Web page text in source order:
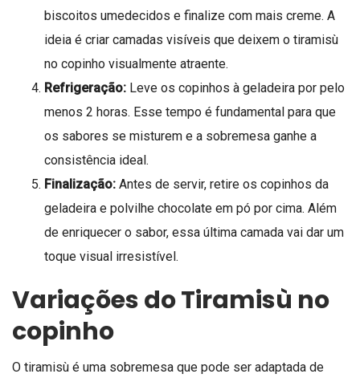
biscoitos umedecidos e finalize com mais creme. A
ideia é criar camadas visíveis que deixem o tiramisù
no copinho visualmente atraente.
Refrigeração: Leve os copinhos à geladeira por pelo
menos 2 horas. Esse tempo é fundamental para que
os sabores se misturem e a sobremesa ganhe a
consistência ideal.
Finalização: Antes de servir, retire os copinhos da
geladeira e polvilhe chocolate em pó por cima. Além
de enriquecer o sabor, essa última camada vai dar um
toque visual irresistível.
Variações do Tiramisù no
copinho
O tiramisù é uma sobremesa que pode ser adaptada de